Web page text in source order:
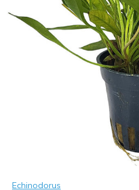
Echinodorus